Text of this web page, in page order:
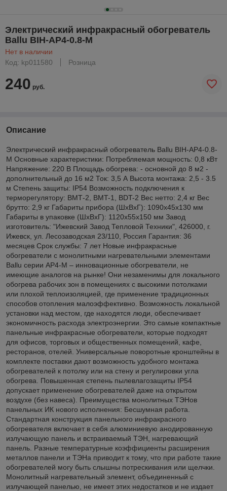
Электрический инфракрасный обогреватель
Ballu BIH-AP4-0.8-M
Нет в наличии
Код: kp011580
Розница
240 руб.
Описание
Электрический инфракрасный обогреватель Ballu BIH-AP4-0.8-
M Основные характеристики: Потребляемая мощность: 0,8 кВт
Напряжение: 220 В Площадь обогрева: - основной до 8 м2 -
дополнительный до 16 м2 Ток: 3,5 А Высота монтажа: 2,5 - 3.5
м Степень защиты: IP54 Возможность подключения к
терморегулятору: ВМТ-2, BMT-1, BDT-2 Вес нетто: 2,4 кг Вес
брутто: 2,9 кг Габариты прибора (ШхВхГ): 1090х45х130 мм
Габариты в упаковке (ШхВхГ): 1120х55х150 мм Завод
изготовитель: "Ижевский Завод Тепловой Техники", 426000, г.
Ижевск, ул. Лесозаводская 23/110, Россия Гарантия: 36
месяцев Срок службы: 7 лет Новые инфракрасные
обогреватели с монолитными нагревательными элементами
Ballu серии AP4-M – инновационные обогреватели, не
имеющие аналогов на рынке! Они незаменимы для локального
обогрева рабочих зон в помещениях с высокими потолками
или плохой теплоизоляцией, где применение традиционных
способов отопления малоэффективно. Возможность локальной
установки над местом, где находятся люди, обеспечивает
экономичность расхода электроэнергии. Это самые компактные
панельные инфракрасные обогреватели, которые подходят
для офисов, торговых и общественных помещений, кафе,
ресторанов, отелей. Универсальные поворотные кронштейны в
комплекте поставки дают возможность удобного монтажа
обогревателей к потолку или на стену и регулировки угла
обогрева. Повышенная степень пылевлагозащиты IP54
допускает применение обогревателей даже на открытом
воздухе (без навеса). Преимущества монолитных ТЭНов
панельных ИК нового исполнения: Бесшумная работа.
Стандартная конструкция панельного инфракрасного
обогревателя включает в себя алюминиевую анодированную
излучающую панель и встраиваемый ТЭН, нагревающий
панель. Разные температурные коэффициенты расширения
металлов панели и ТЭНа приводит к тому, что при работе такие
обогревателей могу быть слышны потрескивания или щелчки.
Монолитный нагревательный элемент, объединенный с
излучающей панелью, не имеет этих недостатков и не издает